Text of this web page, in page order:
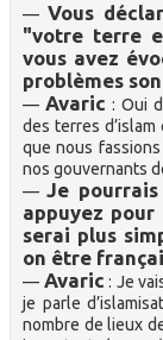
— Vous
"votre terre
vous avez
problèmes
— Avaric : Oui
des terres
que nous
nos gouvernants
—Je
appuyez
serai plus
on être
— Avaric : Je
je parle
nombre de lieux